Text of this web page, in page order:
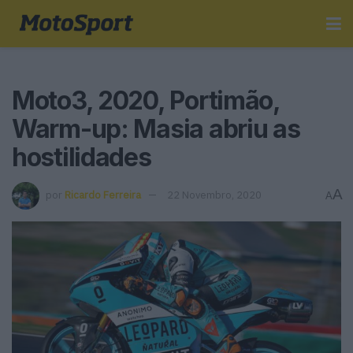
Moto3, 2020, Portimão,
Warm-up: Masia abriu as
hostilidades
por Ricardo Ferreira 22 Novembro, 2020 AA